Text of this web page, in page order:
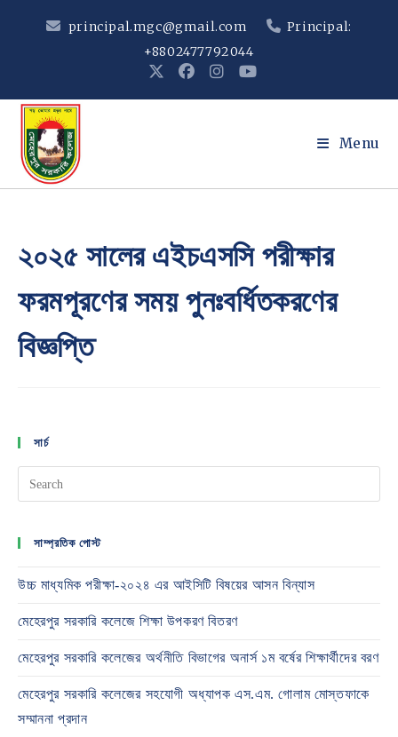
principal.mgc@gmail.com
Principal:
+8802477792044
Menu
২০২৫ সালের এইচএসসি পরীক্ষার
ফরমপূরণের সময় পুনঃবর্ধিতকরণের
বিজ্ঞপ্তি
সার্চ
সাম্প্রতিক পোস্ট
উচ্চ মাধ্যমিক পরীক্ষা-২০২৪ এর আইসিটি বিষয়ের আসন বিন্যাস
মেহেরপুর সরকারি কলেজে শিক্ষা উপকরণ বিতরণ
মেহেরপুর সরকারি কলেজের অর্থনীতি বিভাগের অনার্স ১ম বর্ষের শিক্ষার্থীদের বরণ
মেহেরপুর সরকারি কলেজের সহযোগী অধ্যাপক এস.এম. গোলাম মোস্তফাকে
সম্মাননা প্রদান